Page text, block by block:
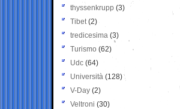
thyssenkrupp (3)
Tibet(2)
tredicesima (3)
Turismo (62)
Udc (64)
Università (128)
V-Day (2)
Veltroni (30)